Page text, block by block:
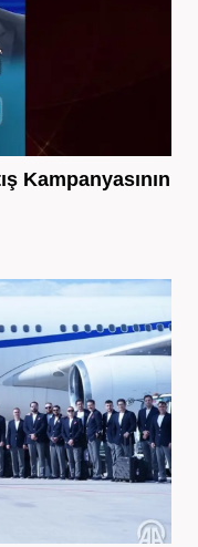
Kampanyasının